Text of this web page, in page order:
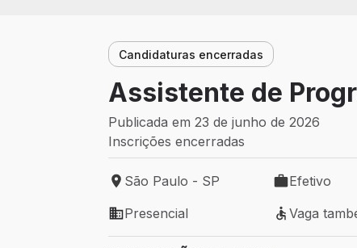
Candidaturas encerradas
Assistente de
Publicada em 23 de junho de 2026
Inscrições encerradas
Local de trabalho: São Paulo - SP
São Paulo - SP
Tipo de vaga:
Efetivo
Modelo de trabalho: Presencial
Presencial
Vaga
Vaga